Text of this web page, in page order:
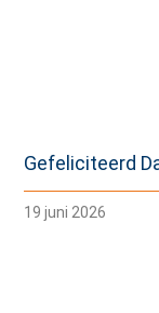
Gefeliciteerd
19 juni 2026